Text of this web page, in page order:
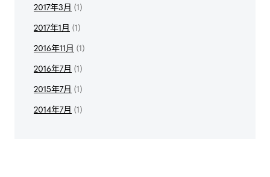
2017年3月 (1)
2017年1月 (1)
2016年11月 (1)
2016年7月 (1)
2015年7月 (1)
2014年7月 (1)